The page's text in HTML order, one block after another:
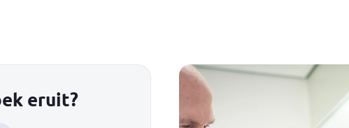
eruit?